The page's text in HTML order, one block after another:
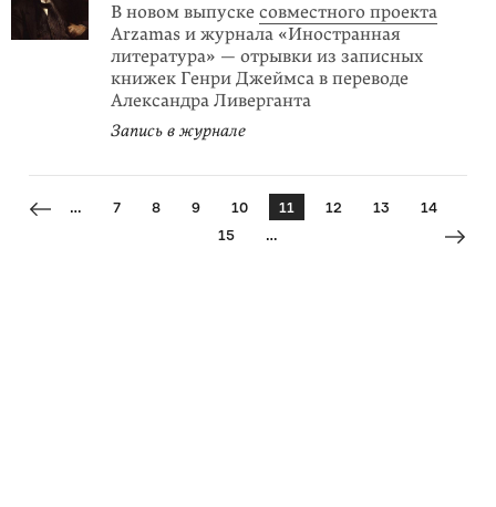
В новом выпуске совместного проекта
Arzamas и журнала «Иностранная
литература» — отрывки из записных
книжек Генри Джеймса в переводе
Александра Ливерганта
Запись в журнале
… 7 8 9 10 11 12 13
14
15
…